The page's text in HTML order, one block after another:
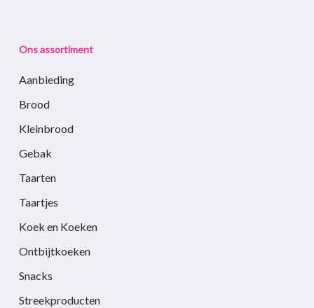
de
productpagina
Ons assortiment
Aanbieding
Brood
Kleinbrood
Gebak
Taarten
Taartjes
Koek en Koeken
Ontbijtkoeken
Snacks
Streekproducten